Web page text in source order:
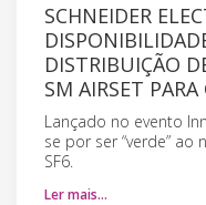
SCHNEIDER
DISTRIBUIÇÃO
SM AIRSET
Lançado no evento
se por ser “verde”
SF6.
Ler mais…